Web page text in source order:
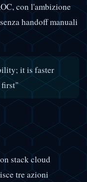
con l'ambizione
handoff manuali
it is faster
first"
stack cloud
tre azioni